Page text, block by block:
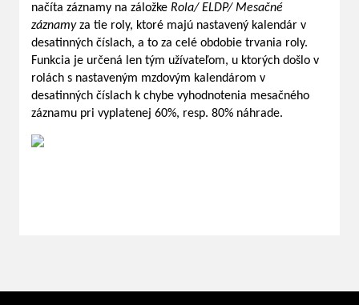
načíta záznamy na záložke Rola/ ELDP/ Mesačné
záznamyza tie roly, ktoré majú nastavený kalendár v
desatinných číslach, a to za celé obdobie trvania roly.
Funkcia je určená len tým užívateľom, u ktorých došlo v
rolách s nastaveným mzdovým kalendárom v
desatinných číslach k chybe vyhodnotenia mesačného
záznamu pri vyplatenej 60%, resp. 80% náhrade.